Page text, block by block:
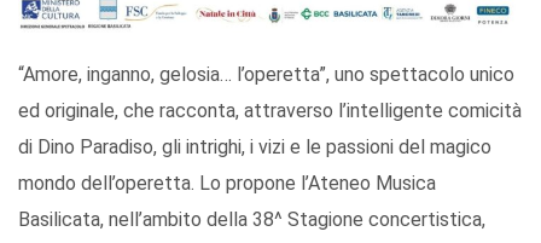
“Amore, inganno, gelosia… l’operetta”, uno spettacolo unico
ed originale, che racconta, attraverso l’intelligente comicità
di Dino Paradiso, gli intrighi, i vizi e le passioni del magico
mondo dell’operetta. Lo propone l’Ateneo Musica
Basilicata, nell’ambito della 38^ Stagione concertistica,